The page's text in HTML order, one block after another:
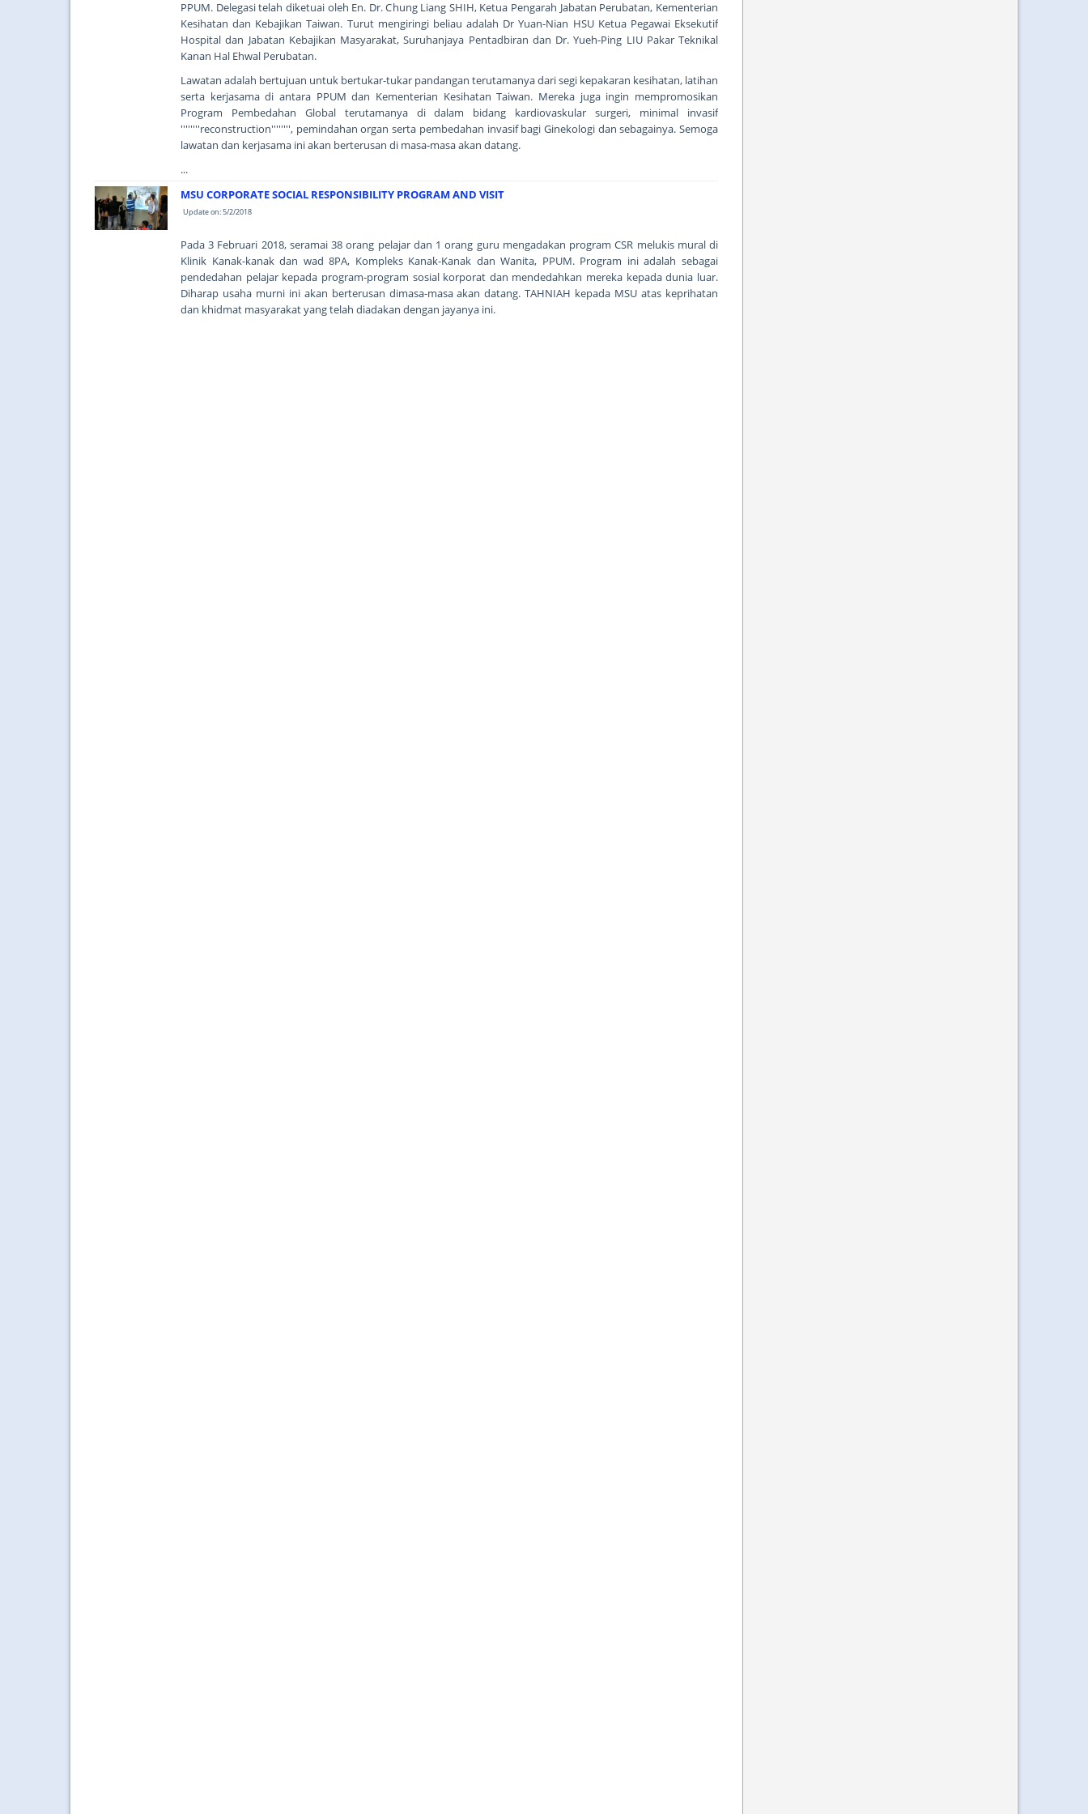
PPUM. Delegasi telah diketuai oleh En. Dr. Chung Liang SHIH, Ketua Pengarah Jabatan Perubatan, Kementerian
Kesihatan dan Kebajikan Taiwan. Turut mengiringi beliau adalah Dr Yuan-Nian HSU Ketua Pegawai Eksekutif
Hospital dan Jabatan Kebajikan Masyarakat, Suruhanjaya Pentadbiran dan Dr. Yueh-Ping LIU Pakar Teknikal
Kanan Hal Ehwal Perubatan.
Lawatan adalah bertujuan untuk bertukar-tukar pandangan terutamanya dari segi kepakaran kesihatan, latihan
serta kerjasama di antara PPUM dan Kementerian Kesihatan Taiwan. Mereka juga ingin mempromosikan
Program Pembedahan Global terutamanya di dalam bidang kardiovaskular surgeri, minimal invasif
''''''''reconstruction'''''''', pemindahan organ serta pembedahan invasif bagi Ginekologi dan sebagainya. Semoga
lawatan dan kerjasama ini akan berterusan di masa-masa akan datang.
...
MSU CORPORATE SOCIAL RESPONSIBILITY PROGRAM AND VISIT
Update on: 5/2/2018
Pada 3 Februari 2018, seramai 38 orang pelajar dan 1 orang guru mengadakan program CSR melukis mural di
Klinik Kanak-kanak dan wad 8PA, Kompleks Kanak-Kanak dan Wanita, PPUM. Program ini adalah sebagai
pendedahan pelajar kepada program-program sosial korporat dan mendedahkan mereka kepada dunia luar.
Diharap usaha murni ini akan berterusan dimasa-masa akan datang. TAHNIAH kepada MSU atas keprihatan
dan khidmat masyarakat yang telah diadakan dengan jayanya ini.